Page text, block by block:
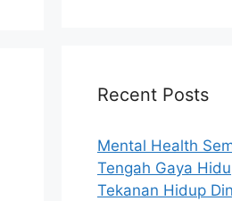
f
r
:
Recent Posts
Mental Health
Tengah Gaya
Tekanan Hidup